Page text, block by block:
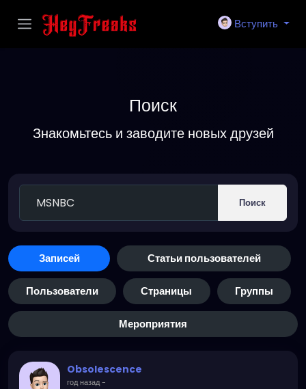
Вступить
Поиск
Знакомьтесь и заводите новых друзей
Поиск
Записей Статьи пользователей
Пользователи Страницы Группы
Мероприятия
Obsolescence
год назад-